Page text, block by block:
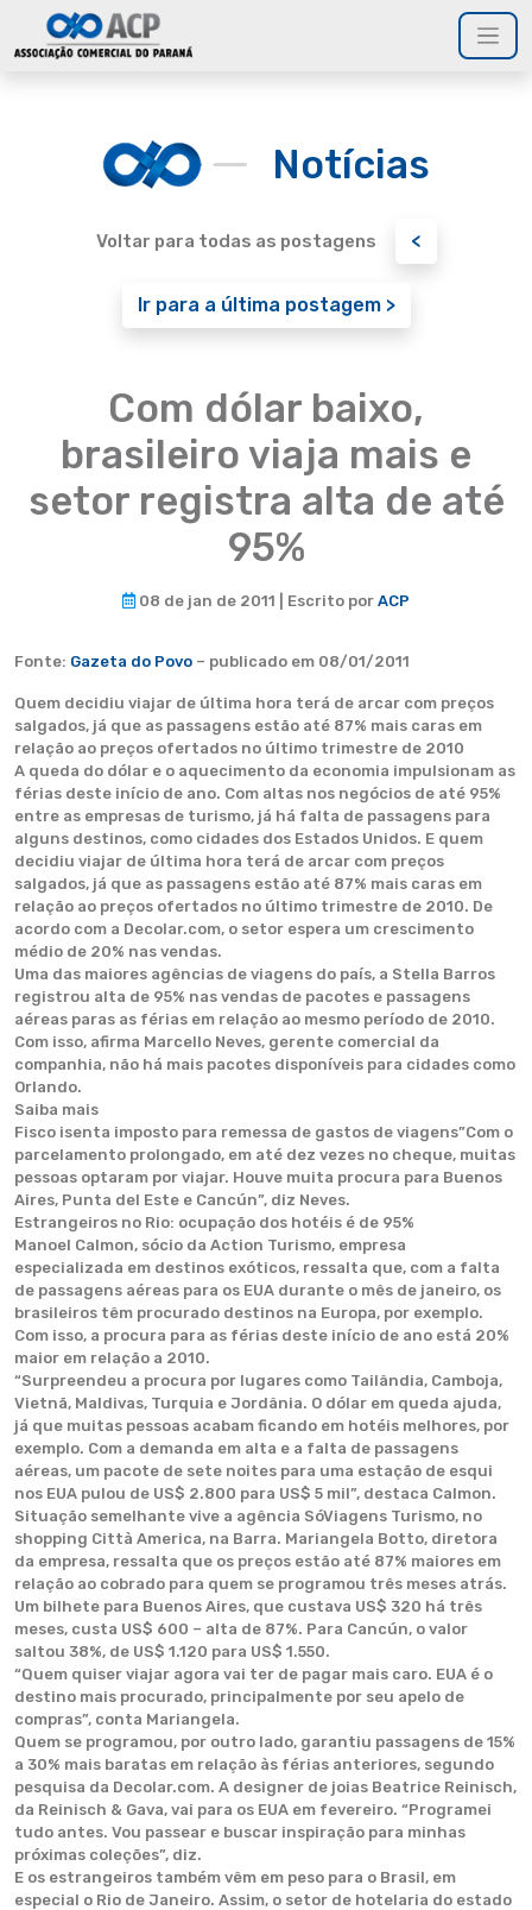
Notícias
Voltar para todas as postagens <
Ir para a última postagem >
Com dólar baixo,
brasileiro viaja mais e
setor registra alta de até
95%
08 de jan de 2011 | Escrito por ACP
Fonte: Gazeta do Povo – publicado em 08/01/2011
Quem decidiu viajar de última hora terá de arcar com preços
salgados, já que as passagens estão até 87% mais caras em
relação ao preços ofertados no último trimestre de 2010
A queda do dólar e o aquecimento da economia impulsionam as
férias deste início de ano. Com altas nos negócios de até 95%
entre as empresas de turismo, já há falta de passagens para
alguns destinos, como cidades dos Estados Unidos. E quem
decidiu viajar de última hora terá de arcar com preços
salgados, já que as passagens estão até 87% mais caras em
relação ao preços ofertados no último trimestre de 2010. De
acordo com a Decolar.com, o setor espera um crescimento
médio de 20% nas vendas.
Uma das maiores agências de viagens do país, a Stella Barros
registrou alta de 95% nas vendas de pacotes e passagens
aéreas paras as férias em relação ao mesmo período de 2010.
Com isso, afirma Marcello Neves, gerente comercial da
companhia, não há mais pacotes disponíveis para cidades como
Orlando.
Saiba mais
Fisco isenta imposto para remessa de gastos de viagens”Com o
parcelamento prolongado, em até dez vezes no cheque, muitas
pessoas optaram por viajar. Houve muita procura para Buenos
Aires, Punta del Este e Cancún”, diz Neves.
Estrangeiros no Rio: ocupação dos hotéis é de 95%
Manoel Calmon, sócio da Action Turismo, empresa
especializada em destinos exóticos, ressalta que, com a falta
de passagens aéreas para os EUA durante o mês de janeiro, os
brasileiros têm procurado destinos na Europa, por exemplo.
Com isso, a procura para as férias deste início de ano está 20%
maior em relação a 2010.
“Surpreendeu a procura por lugares como Tailândia, Camboja,
Vietnã, Maldivas, Turquia e Jordânia. O dólar em queda ajuda,
já que muitas pessoas acabam ficando em hotéis melhores, por
exemplo. Com a demanda em alta e a falta de passagens
aéreas, um pacote de sete noites para uma estação de esqui
nos EUA pulou de US$ 2.800 para US$ 5 mil”, destaca Calmon.
Situação semelhante vive a agência SóViagens Turismo, no
shopping Città America, na Barra. Mariangela Botto, diretora
da empresa, ressalta que os preços estão até 87% maiores em
relação ao cobrado para quem se programou três meses atrás.
Um bilhete para Buenos Aires, que custava US$ 320 há três
meses, custa US$ 600 – alta de 87%. Para Cancún, o valor
saltou 38%, de US$ 1.120 para US$ 1.550.
“Quem quiser viajar agora vai ter de pagar mais caro. EUA é o
destino mais procurado, principalmente por seu apelo de
compras”, conta Mariangela.
Quem se programou, por outro lado, garantiu passagens de 15%
a 30% mais baratas em relação às férias anteriores, segundo
pesquisa da Decolar.com. A designer de joias Beatrice Reinisch,
da Reinisch & Gava, vai para os EUA em fevereiro. “Programei
tudo antes. Vou passear e buscar inspiração para minhas
próximas coleções”, diz.
E os estrangeiros também vêm em peso para o Brasil, em
especial o Rio de Janeiro. Assim, o setor de hotelaria do estado